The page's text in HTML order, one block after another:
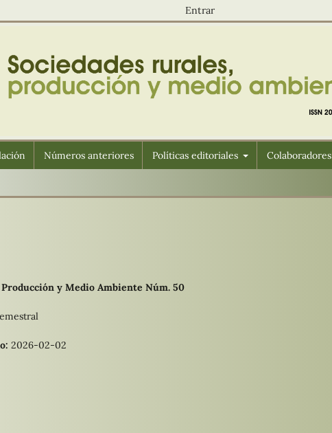
Números anteriores Políticas editoriales Colaboradores
Entrar
Producción y Medio Ambiente Núm. 50
2026-02-02